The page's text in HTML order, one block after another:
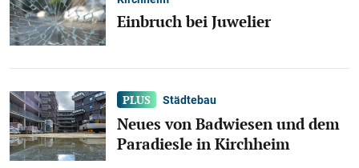
Einbruch bei Juwelier
Städtebau
Neues von Badwiesen und dem
Paradiesle in Kirchheim